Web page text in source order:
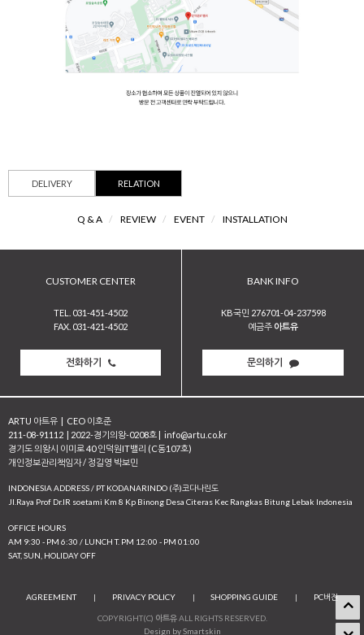
DELIVERY RELATION
Q & A / REVIEW / EVENT / INSTALLATION
CUSTOMER CENTER
TEL. 031-451-4502
FAX. 031-421-4502
전화하기
BANK INFO
KB국민 276701-04-237598
예금주 아트유
문의하기
ARTU 아트유
CEO 이호준
211-08-91112
2022-경기의왕-0208호
info@artu.co.kr
경기도 의왕시 이미로 40 인덕원IT밸리 (C동107호)
개인정보관리책임자 / 정길영 박보민
INDONESIA ADDRESS / PT KODANARINDO (주)코다나린도
JI.Raya Prof Dr.IR soetami Km 8 Kp Binong Desa Citeras Kec Rangkas Bitung Lebak Indonesia
OFFICE HOURS
AM 9:30 - PM 6:30 / LUNCH T. PM 12:00 - PM 01:00
SAT, SUN, HOLIDAY OFF
AGREEMENT | PRIVACY POLICY | SHOPPING GUIDE | PC버전
COPYRIGHT(C) 아트유ALL RIGHTS RESERVED.